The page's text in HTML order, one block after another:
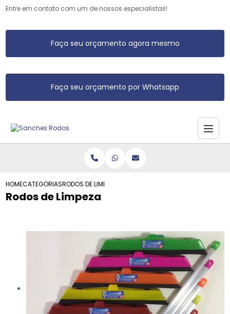
Entre em contato com um de nossos especialistas!
Faça seu orçamento agora mesmo
Faça seu orçamento por Whatsapp
HOMECATEGORIASRODOS DE LIMPEZA
Rodos de Limpeza